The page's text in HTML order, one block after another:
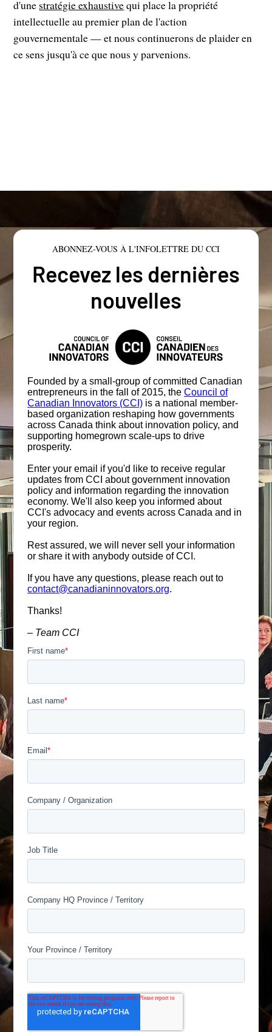
d'une stratégie exhaustivequi place la propriété
intellectuelle au premier plan de l'action
gouvernementale — et nous continuerons de plaider en
ce sens jusqu'à ce que nous y parvenions.
ABONNEZ-VOUS À L'INFOLETTRE DU CCI
Recevez les dernières
nouvelles